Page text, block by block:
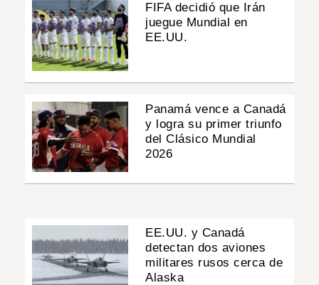
FIFA decidió que Irán
juegue Mundial en
EE.UU.
Panamá vence a Canadá
y logra su primer triunfo
del Clásico Mundial
2026
EE.UU. y Canadá
detectan dos aviones
militares rusos cerca de
Alaska